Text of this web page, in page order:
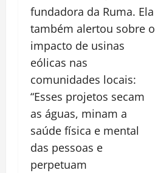
fundadora da Ruma. Ela
também alertou sobre o
impacto de usinas
eólicas nas
comunidades locais:
“Esses projetos secam
as águas, minam a
saúde física e mental
das pessoas e
perpetuam